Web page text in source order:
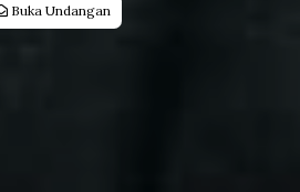
Buka Undangan